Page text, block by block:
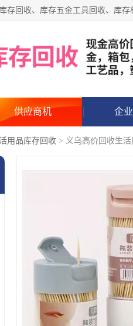
供应商机 企
用品库存回收 > 义乌高价回收生